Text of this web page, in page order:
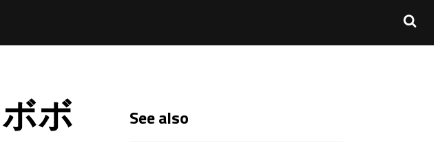
ボ See also